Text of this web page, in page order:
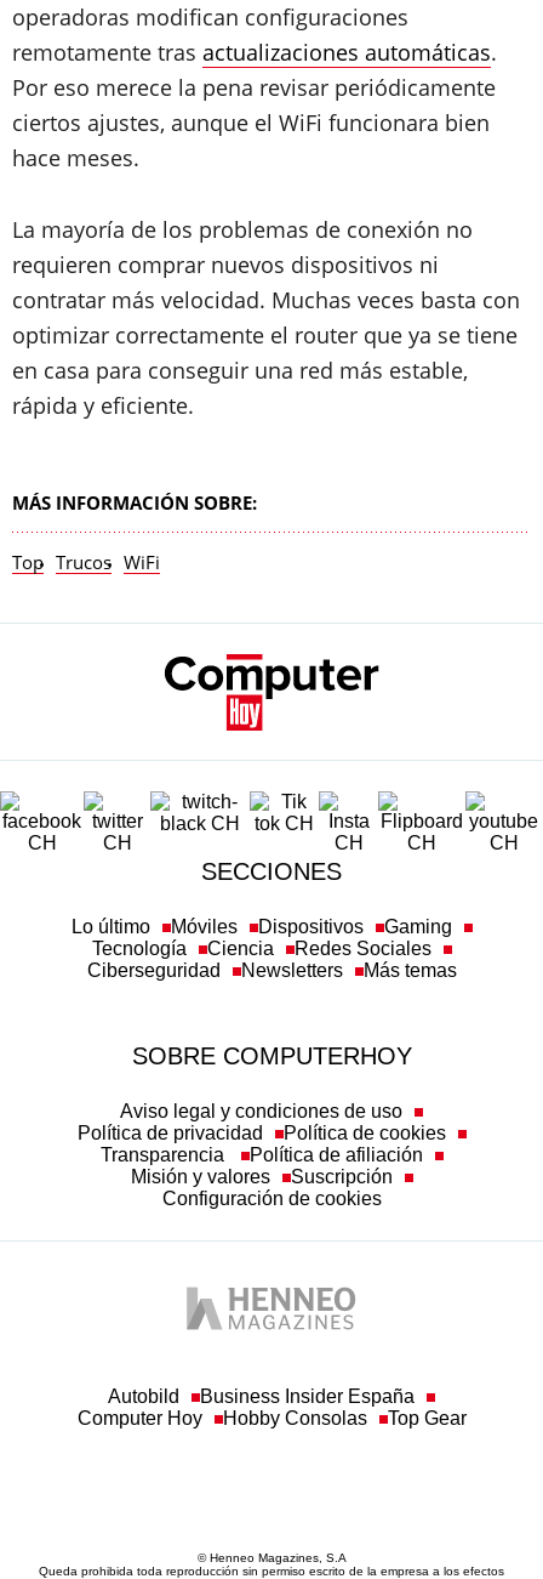
operadoras modifican configuraciones
remotamente tras actualizaciones automáticas.
Por eso merece la pena revisar periódicamente
ciertos ajustes, aunque el WiFi funcionara bien
hace meses.
La mayoría de los problemas de conexión no
requieren comprar nuevos dispositivos ni
contratar más velocidad. Muchas veces basta con
optimizar correctamente el router que ya se tiene
en casa para conseguir una red más estable,
rápida y eficiente.
MÁS INFORMACIÓN SOBRE:
Top Trucos WiFi
SECCIONES
Lo último Móviles Dispositivos
Gaming
Tecnología
Ciencia
Redes Sociales
Ciberseguridad
Newsletters Más temas
SOBRE COMPUTERHOY
Aviso legal y condiciones de uso
Política de privacidad
Política de cookies
Transparencia
Política de afiliación
Misión y valores
Suscripción
Configuración de cookies
Autobild
Business Insider España
Computer Hoy
Hobby Consolas Top Gear
© Henneo Magazines, S.A
Queda prohibida toda reproducción sin permiso escrito de la empresa a los efectos